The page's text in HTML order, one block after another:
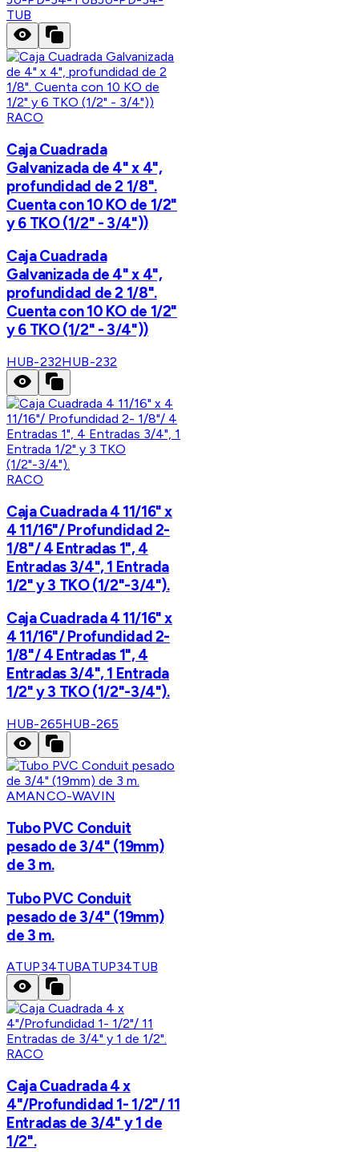
TUB
RACO
Caja Cuadrada
Galvanizada de 4" x 4",
profundidad de 2 1/8".
Cuenta con 10 KO de 1/2"
y 6 TKO (1/2" - 3/4"))
Caja Cuadrada
Galvanizada de 4" x 4",
profundidad de 2 1/8".
Cuenta con 10 KO de 1/2"
y 6 TKO (1/2" - 3/4"))
HUB-232HUB-232
RACO
Caja Cuadrada 4 11/16" x
4 11/16"/ Profundidad 2-
1/8"/ 4 Entradas 1", 4
Entradas 3/4", 1 Entrada
1/2" y 3 TKO (1/2"-3/4").
Caja Cuadrada 4 11/16" x
4 11/16"/ Profundidad 2-
1/8"/ 4 Entradas 1", 4
Entradas 3/4", 1 Entrada
1/2" y 3 TKO (1/2"-3/4").
HUB-265HUB-265
AMANCO-WAVIN
Tubo PVC Conduit
pesado de 3/4" (19mm)
de 3 m.
Tubo PVC Conduit
pesado de 3/4" (19mm)
de 3 m.
ATUP34TUBATUP34TUB
RACO
Caja Cuadrada 4 x
4"/Profundidad 1- 1/2"/ 11
Entradas de 3/4" y 1 de
1/2".